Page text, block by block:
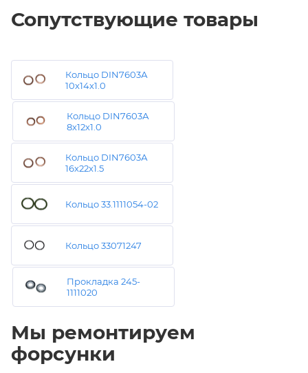
Сопутствующие товары
Кольцо DIN7603А
10х14х1.0
Кольцо DIN7603А
8х12х1.0
Кольцо DIN7603А
16х22х1.5
Кольцо 33.1111054-02
Кольцо 33071247
Прокладка 245-
1111020
Мы ремонтируем
форсунки